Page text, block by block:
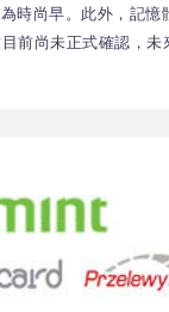
尚早。此外，記
尚未正式確認，未